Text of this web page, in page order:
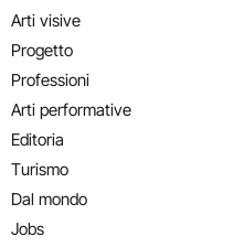
Arti visive
Progetto
Professioni
Arti performative
Editoria
Turismo
Dal mondo
Jobs